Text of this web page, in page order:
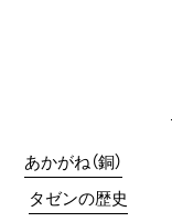
あかがね（銅）
タゼンの歴史